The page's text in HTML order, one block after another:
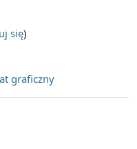
się)
graficzny